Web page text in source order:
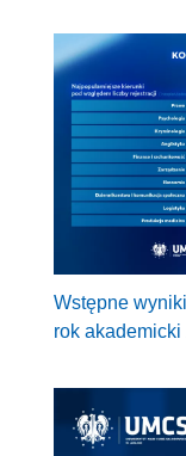
Wstępne
rok akademicki